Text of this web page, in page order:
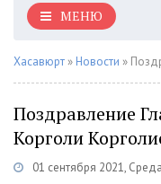
МЕНЮ
Хасавюрт » Новости »
Поздравление
Корголи
01 сентября 2021, Среда